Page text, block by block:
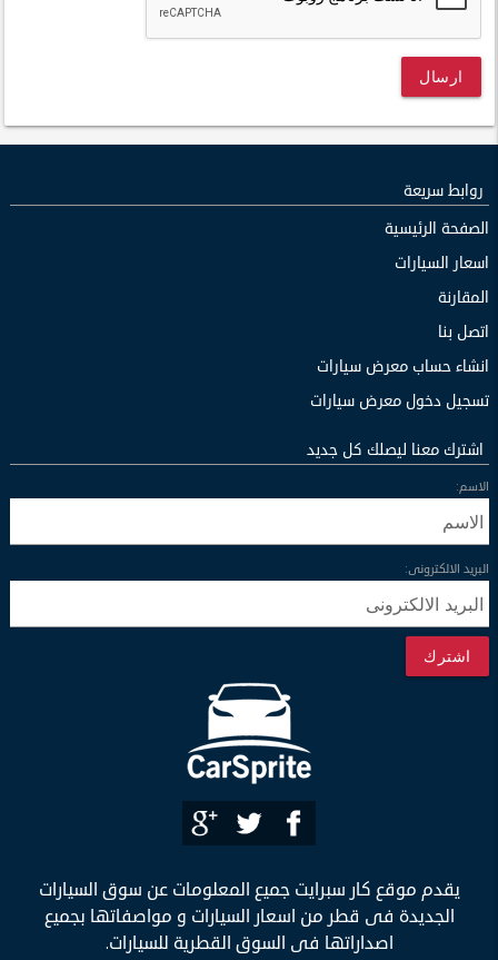
ارسال
روابط سريعة
الصفحة الرئيسية
اسعار السيارات
المقارنة
اتصل بنا
انشاء حساب معرض سيارات
تسجيل دخول معرض سيارات
اشترك معنا ليصلك كل جديد
الاسم:
البريد الالكترونى:
اشترك
يقدم موقع كار سبرايت جميع المعلومات عن سوق السيارات
الجديدة فى قطر من اسعار السيارات و مواصفاتها بجميع
اصداراتها فى السوق القطرية للسيارات.